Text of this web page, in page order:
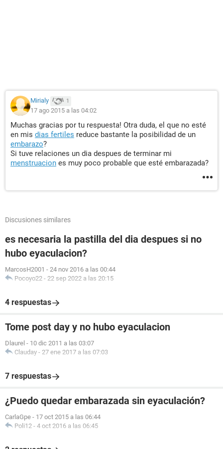
Mirialy 1
17 ago 2015 a las 04:02
Muchas gracias por tu respuesta! Otra duda, el que no esté
en mis dias fertiles reduce bastante la posibilidad de un
embarazo?
Si tuve relaciones un dia despues de terminar mi
menstruacion es muy poco probable que esté embarazada?
Discusiones similares
es necesaria la pastilla del dia despues si no
hubo eyaculacion?
MarcosH2001 - 24 nov 2016 a las 00:44
Pocoyo22 - 22 sep 2022 a las 20:15
4 respuestas
Tome post day y no hubo eyaculacion
Dlaurel - 10 dic 2011 a las 03:07
Clauday - 27 ene 2017 a las 07:03
7 respuestas
¿Puedo quedar embarazada sin eyaculación?
CarlaGpe - 17 oct 2015 a las 06:44
Poli12 - 4 oct 2016 a las 06:45